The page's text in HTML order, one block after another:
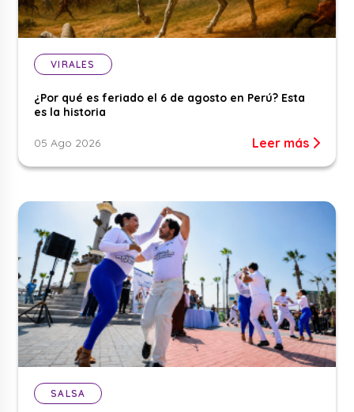
VIRALES
¿Por qué es feriado el 6 de agosto en Perú? Esta
es la historia
05 Ago 2026 Leer más
SALSA